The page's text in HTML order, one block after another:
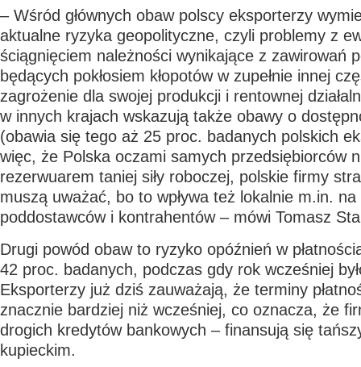
– Wśród głównych obaw polscy eksporterzy
aktualne ryzyka geopolityczne, czyli problemy z
ściągnięciem należności wynikające z zawirowań
będących pokłosiem kłopotów w zupełnie innej
zagrożenie dla swojej produkcji i rentownej
w innych krajach wskazują także obawy o
(obawia się tego aż 25 proc. badanych polskich
więc, że Polska oczami samych przedsiębiorców
rezerwuarem taniej siły roboczej, polskie firmy
muszą uważać, bo to wpływa też lokalnie m.in.
poddostawców i kontrahentów – mówi Tomasz
Drugi powód obaw to ryzyko opóźnień w
42 proc. badanych, podczas gdy rok wcześniej
Eksporterzy już dziś zauważają, że terminy
znacznie bardziej niż wcześniej, co oznacza, że
drogich kredytów bankowych – finansują się
kupieckim.